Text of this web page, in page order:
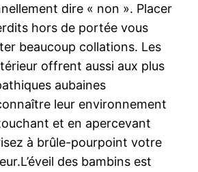
dire « non ». Placer
hors de portée vous
beaucoup collations. Les
offrent aussi aux plus
aubaines
leur environnement
et en apercevant
à brûle-pourpoint votre
des bambins est